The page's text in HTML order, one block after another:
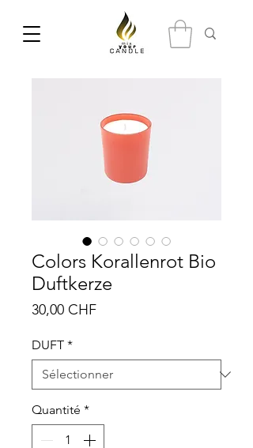
Colors Korallenrot Bio
Duftkerze
30,00 CHFPrix
DUFT *
Quantité *